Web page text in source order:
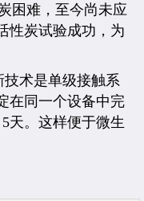
困难，至今尚未应
性炭试验成功，为
术是单级接触系
在同一个设备中完
天。这样便于微生